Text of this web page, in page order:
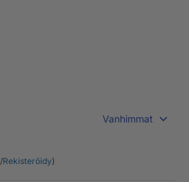
Vanhimmat
/Rekisteröidy)